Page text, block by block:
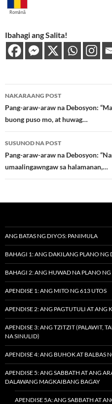
Română
Ibahagi ang Salita!
Post
navigation
NAKARAANG POST
Pang-araw-araw na Debosyon:
buong puso mo, at huwag…
SUSUNOD NA POST
Pang-araw-araw na Debosyon:
umaalingawngaw sa halamanan,…
ANG BATAS NG DIYOS: PANIMULA
BAHAGI 1: ANG DAKILANG PLANO NG
BAHAGI 2: ANG HUWAD NA PLANO NG
APENDISE 1: ANG MITO NG 613 UTOS
APENDISE 2: ANG PAGTUTULI AT ANG
APENDISE 3: ANG TZITZIT (PALAWIT,
NA SINULID)
APENDISE 4: ANG BUHOK AT BALBAS
APENDISE 5: ANG SABBATH AT ANG
DALAWANG MAGKAIBANG BAGAY
APENDISE 5A: ANG SABBATH AT